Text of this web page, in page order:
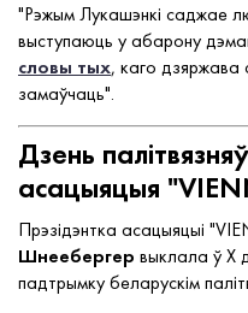
"Рэжым Лукашэнкі саджае
выступаюць у абарону
словы тых, каго дзяржава
замаўчаць".
Дзень
асацыяцыя
Прэзідэнтка асацыяцыі
Шнеебергер выклала ў X
падтрымку беларускім